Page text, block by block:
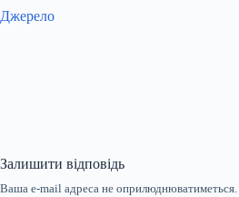
Джерело
Залишити відповідь
Ваша e-mail адреса не оприлюднюватиметься.